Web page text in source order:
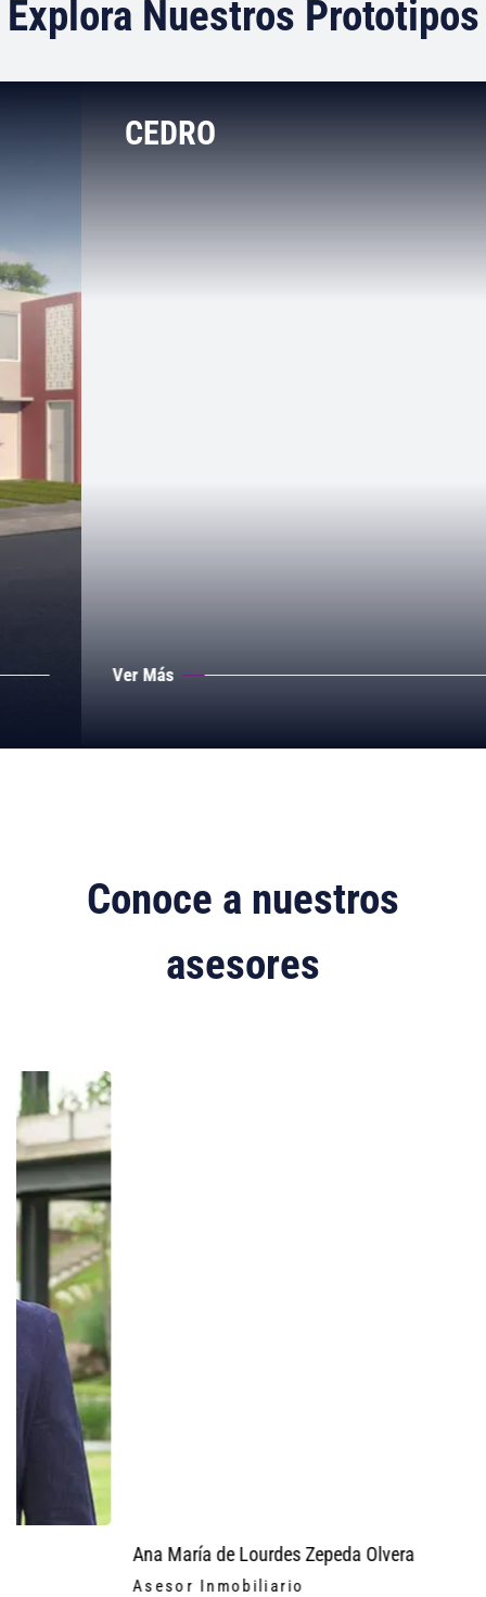
Explora Nuestros Prototipos
CEDRO
Ver Más
Conoce a nuestros
asesores
Ana María de Lourdes Zepeda Olvera
Asesor Inmobiliario